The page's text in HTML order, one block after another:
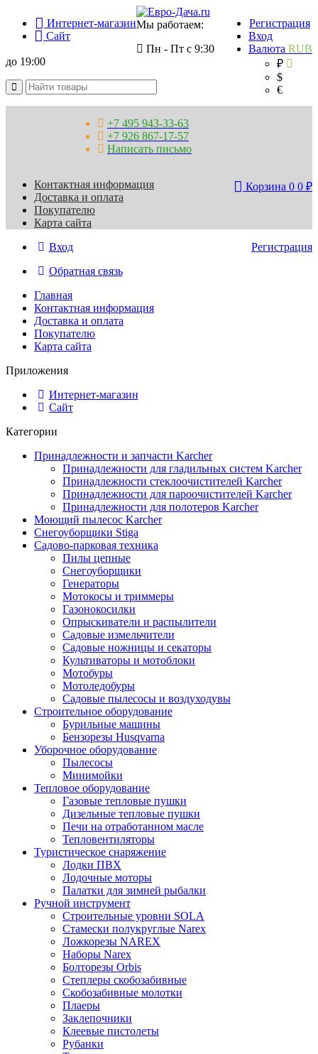
Интернет-магазин
Сайт
Регистрация
Вход
Валюта RUB
₽
$
€
Мы работаем:
Пн - Пт с 9:30
до 19:00
+7 495 943-33-63
+7 926 867-17-57
Написать письмо
Корзина 0 0 ₽
Контактная информация
Доставка и оплата
Покупателю
Карта сайта
Регистрация
Вход
Обратная связь
Главная
Контактная информация
Доставка и оплата
Покупателю
Карта сайта
Приложения
Интернет-магазин
Сайт
Категории
Принадлежности и запчасти Karcher
Принадлежности для гладильных систем Karcher
Принадлежности стеклоочистителей Karcher
Принадлежности для пароочистителей Karcher
Принадлежности для полотеров Karcher
Моющий пылесос Karcher
Снегоуборщики Stiga
Садово-парковая техника
Пилы цепные
Снегоуборщики
Генераторы
Мотокосы и триммеры
Газонокосилки
Опрыскиватели и распылители
Садовые измельчители
Садовые ножницы и секаторы
Культиваторы и мотоблоки
Мотобуры
Мотоледобуры
Садовые пылесосы и воздуходувы
Строительное оборудование
Бурильные машины
Бензорезы Husqvarna
Уборочное оборудование
Пылесосы
Минимойки
Тепловое оборудование
Газовые тепловые пушки
Дизельные тепловые пушки
Печи на отработанном масле
Тепловентиляторы
Туристическое снаряжение
Лодки ПВХ
Лодочные моторы
Палатки для зимней рыбалки
Ручной инструмент
Строительные уровни SOLA
Стамески полукруглые Narex
Ложкорезы NAREX
Наборы Narex
Болторезы Orbis
Степлеры скобозабивные
Скобозабивные молотки
Плаеры
Заклепочники
Клеевые пистолеты
Рубанки